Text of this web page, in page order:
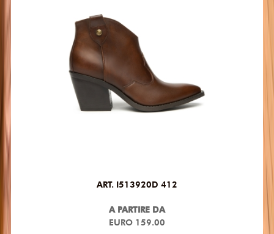
ART. I513920D 412
A PARTIRE DA
EURO 159.00